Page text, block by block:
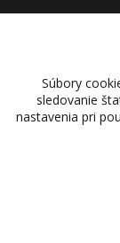
Súbory
sledovanie
nastavenia pri